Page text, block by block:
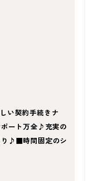
い契約手続きナ
ート万全♪充実の
り♪■時間固定のシ